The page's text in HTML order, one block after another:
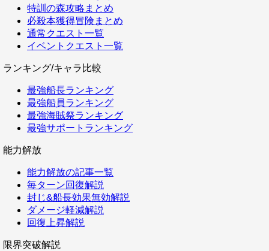
特訓の森攻略まとめ
必殺本獲得冒険まとめ
通常クエスト一覧
イベントクエスト一覧
ランキング/キャラ比較
最強船長ランキング
最強船員ランキング
最強海賊祭ランキング
最強サポートランキング
能力解放
能力解放の記事一覧
毎ターン回復解説
封じ&船長効果無効解説
ダメージ軽減解説
回復上昇解説
限界突破解説